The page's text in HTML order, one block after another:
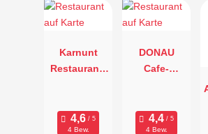
Karnunt
Restaurant-
4 Bew.
DONAU
Cafe-
4 Bew.